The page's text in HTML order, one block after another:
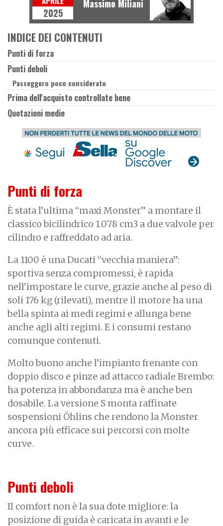
Punti di forza
È stata l’ultima “maxi Monster” a montare il
classico bicilindrico 1.078 cm3 a due valvole per
cilindro e raffreddato ad aria.
La 1100 è una Ducati “vecchia maniera”:
sportiva senza compromessi, è rapida
nell’impostare le curve, grazie anche al peso di
soli 176 kg (rilevati), mentre il motore ha una
bella spinta ai medi regimi e allunga bene
anche agli alti regimi. E i consumi restano
comunque contenuti.
Molto buono anche l’impianto frenante con
doppio disco e pinze ad attacco radiale Brembo:
ha potenza in abbondanza ma è anche ben
dosabile. La versione S monta raffinate
sospensioni Öhlins che rendono la Monster
ancora più efficace sui percorsi con molte
curve.
Punti deboli
Il comfort non è la sua dote migliore: la
posizione di guida è caricata in avanti e le
2025
Massimo Miliani
INDICE DEI CONTENUTI
Punti di forza
Punti deboli
Passeggero poco considerato
Prima dell'acquisto controllate bene
Quotazioni medie